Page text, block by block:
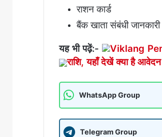
राशन कार्ड
बैंक खाता संबंधी जानकारी
यह भी पढ़ें:-
Viklang
राशि, यहाँ देखें क्या है आवेदन
WhatsApp Group
Telegram Group